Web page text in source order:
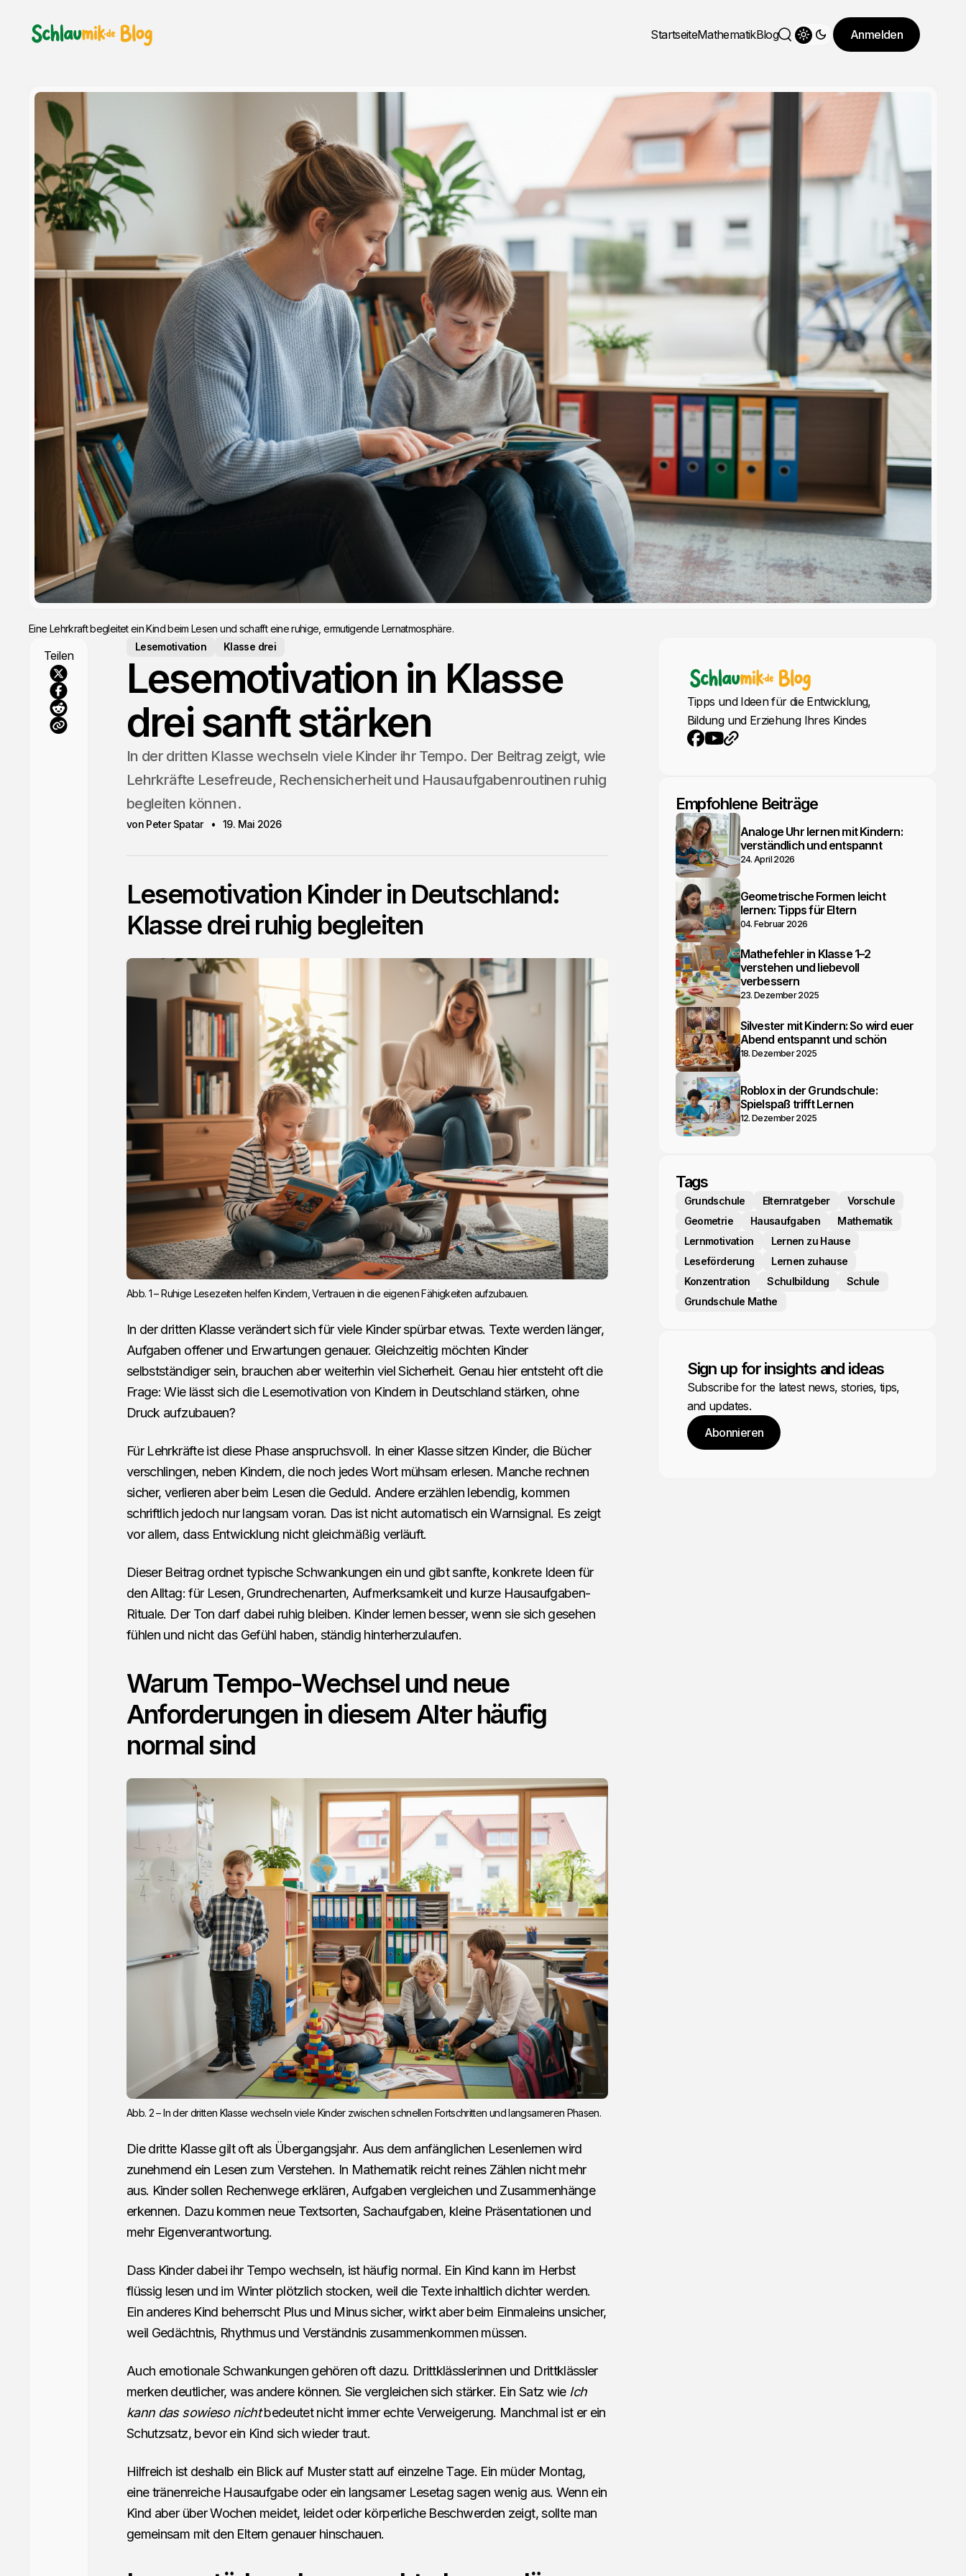
StartseiteMathematikBlog
Theme wechseln
Anmelden
Eine Lehrkraft begleitet ein Kind beim Lesen und schafft eine ruhige, ermutigende Lernatmosphäre.
Teilen
Lesemotivation Klasse drei
Lesemotivation in Klasse
drei sanft stärken
In der dritten Klasse wechseln viele Kinder ihr Tempo. Der Beitrag zeigt, wie
Lehrkräfte Lesefreude, Rechensicherheit und Hausaufgabenroutinen ruhig
begleiten können.
von Peter Spatar 19. Mai 2026
Lesemotivation Kinder in Deutschland:
Klasse drei ruhig begleiten
Abb. 1 – Ruhige Lesezeiten helfen Kindern, Vertrauen in die eigenen Fähigkeiten aufzubauen.
In der dritten Klasse verändert sich für viele Kinder spürbar etwas. Texte werden länger,
Aufgaben offener und Erwartungen genauer. Gleichzeitig möchten Kinder
selbstständiger sein, brauchen aber weiterhin viel Sicherheit. Genau hier entsteht oft die
Frage: Wie lässt sich die Lesemotivation von Kindern in Deutschland stärken, ohne
Druck aufzubauen?
Für Lehrkräfte ist diese Phase anspruchsvoll. In einer Klasse sitzen Kinder, die Bücher
verschlingen, neben Kindern, die noch jedes Wort mühsam erlesen. Manche rechnen
sicher, verlieren aber beim Lesen die Geduld. Andere erzählen lebendig, kommen
schriftlich jedoch nur langsam voran. Das ist nicht automatisch ein Warnsignal. Es zeigt
vor allem, dass Entwicklung nicht gleichmäßig verläuft.
Dieser Beitrag ordnet typische Schwankungen ein und gibt sanfte, konkrete Ideen für
den Alltag: für Lesen, Grundrechenarten, Aufmerksamkeit und kurze Hausaufgaben-
Rituale. Der Ton darf dabei ruhig bleiben. Kinder lernen besser, wenn sie sich gesehen
fühlen und nicht das Gefühl haben, ständig hinterherzulaufen.
Warum Tempo-Wechsel und neue
Anforderungen in diesem Alter häufig
normal sind
Abb. 2 – In der dritten Klasse wechseln viele Kinder zwischen schnellen Fortschritten und langsameren Phasen.
Die dritte Klasse gilt oft als Übergangsjahr. Aus dem anfänglichen Lesenlernen wird
zunehmend ein Lesen zum Verstehen. In Mathematik reicht reines Zählen nicht mehr
aus. Kinder sollen Rechenwege erklären, Aufgaben vergleichen und Zusammenhänge
erkennen. Dazu kommen neue Textsorten, Sachaufgaben, kleine Präsentationen und
mehr Eigenverantwortung.
Dass Kinder dabei ihr Tempo wechseln, ist häufig normal. Ein Kind kann im Herbst
flüssig lesen und im Winter plötzlich stocken, weil die Texte inhaltlich dichter werden.
Ein anderes Kind beherrscht Plus und Minus sicher, wirkt aber beim Einmaleins unsicher,
weil Gedächtnis, Rhythmus und Verständnis zusammenkommen müssen.
Auch emotionale Schwankungen gehören oft dazu. Drittklässlerinnen und Drittklässler
merken deutlicher, was andere können. Sie vergleichen sich stärker. Ein Satz wie Ich
kann das sowieso nichtbedeutet nicht immer echte Verweigerung. Manchmal ist er ein
Schutzsatz, bevor ein Kind sich wieder traut.
Hilfreich ist deshalb ein Blick auf Muster statt auf einzelne Tage. Ein müder Montag,
eine tränenreiche Hausaufgabe oder ein langsamer Lesetag sagen wenig aus. Wenn ein
Kind aber über Wochen meidet, leidet oder körperliche Beschwerden zeigt, sollte man
gemeinsam mit den Eltern genauer hinschauen.
Tipps und Ideen für die Entwicklung,
Bildung und Erziehung Ihres Kindes
Empfohlene Beiträge
Analoge Uhr lernen mit Kindern:
verständlich und entspannt
24. April 2026
Geometrische Formen leicht
lernen: Tipps für Eltern
04. Februar 2026
Mathefehler in Klasse 1–2
verstehen und liebevoll
verbessern
23. Dezember 2025
Silvester mit Kindern: So wird euer
Abend entspannt und schön
18. Dezember 2025
Roblox in der Grundschule:
Spielspaß trifft Lernen
12. Dezember 2025
Tags
Grundschule Elternratgeber
Vorschule
Geometrie
Hausaufgaben
Mathematik
Lernmotivation
Lernen zu Hause
Leseförderung
Lernen zuhause
Konzentration
Schulbildung
Schule
Grundschule Mathe
Sign up for insights and ideas
Subscribe for the latest news, stories, tips,
and updates.
Abonnieren